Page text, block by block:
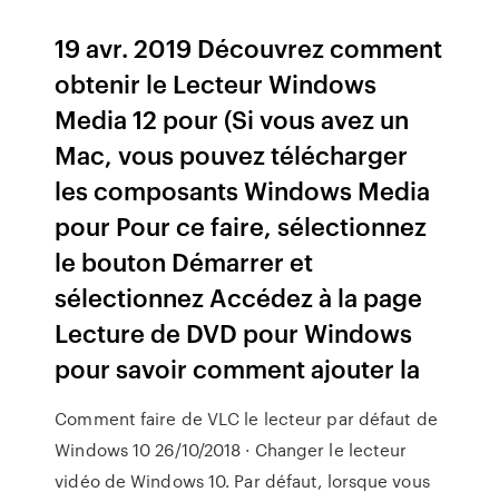
19 avr. 2019 Découvrez comment
obtenir le Lecteur Windows
Media 12 pour (Si vous avez un
Mac, vous pouvez télécharger
les composants Windows Media
pour Pour ce faire, sélectionnez
le bouton Démarrer et
sélectionnez Accédez à la page
Lecture de DVD pour Windows
pour savoir comment ajouter la
Comment faire de VLC le lecteur par défaut de
Windows 10 26/10/2018 · Changer le lecteur
vidéo de Windows 10. Par défaut, lorsque vous